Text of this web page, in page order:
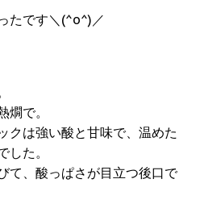
たです＼(^o^)／
燗で。
クは強い酸と甘味で、温めた
した。
て、酸っぱさが目立つ後口で